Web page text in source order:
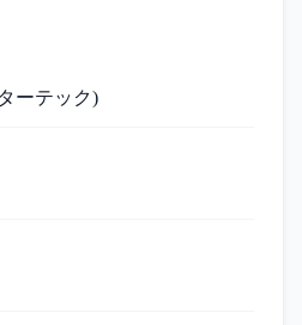
ーテック)